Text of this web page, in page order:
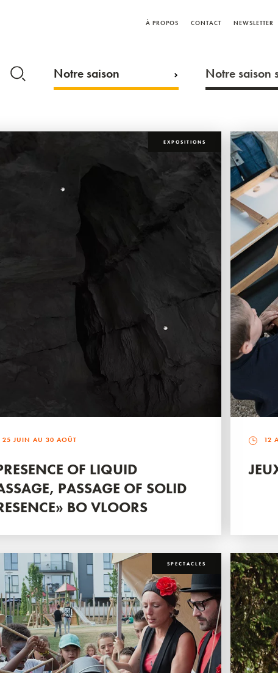
À PROPOS CONTACT NEWSLETTER
Notre saison Notre saison
EXPOSITIONS
25 JUIN AU 30 AOÛT
OF LIQUID
PASSAGE OF SOLID
BO VLOORS
12
SPECTACLES